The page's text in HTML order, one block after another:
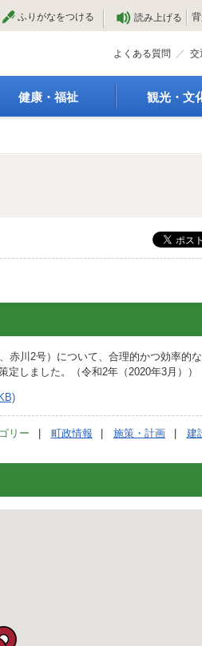
ふりがなをつける 読み上げる
よくある質問 交
健康・福祉 観光・文
スポーツ
赤川2号）について、合理的かつ効率的
しました。（令和2年（2020年3月））
リー 町政情報 施策・計画 建